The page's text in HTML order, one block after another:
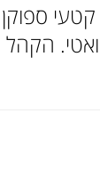
ספוקן
הקהל